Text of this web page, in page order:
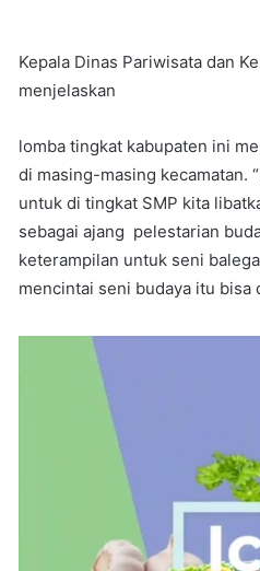
Kepala Dinas Pariwisata dan
menjelaskan
lomba tingkat kabupaten ini
di masing-masing kecamatan.
untuk di tingkat SMP kita
sebagai ajang pelestarian
keterampilan untuk seni
mencintai seni budaya itu bisa